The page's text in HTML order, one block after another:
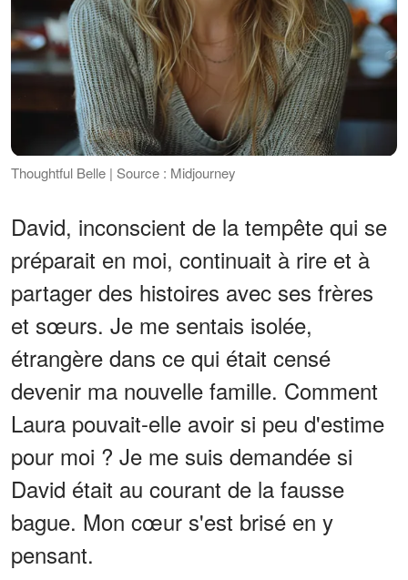
Thoughtful Belle | Source : Midjourney
David, inconscient de la tempête qui se
préparait en moi, continuait à rire et à
partager des histoires avec ses frères
et sœurs. Je me sentais isolée,
étrangère dans ce qui était censé
devenir ma nouvelle famille. Comment
Laura pouvait-elle avoir si peu d'estime
pour moi ? Je me suis demandée si
David était au courant de la fausse
bague. Mon cœur s'est brisé en y
pensant.